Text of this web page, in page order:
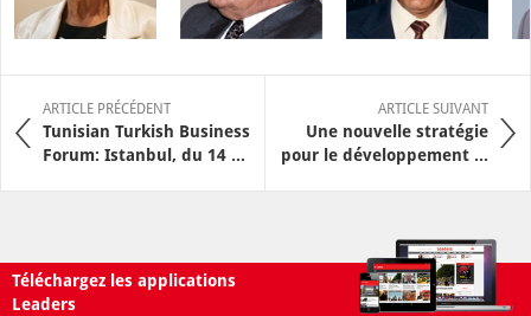
ARTICLE PRÉCÉDENT
Tunisian Turkish Business
Forum: Istanbul, du 14 ...
ARTICLE SUIVANT
Une nouvelle stratégie
pour le développement ...
Téléchargez les applications
Leaders